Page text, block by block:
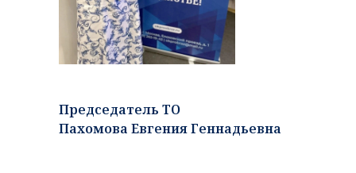
Председатель ТО
Пахомова Евгения Геннадьевна